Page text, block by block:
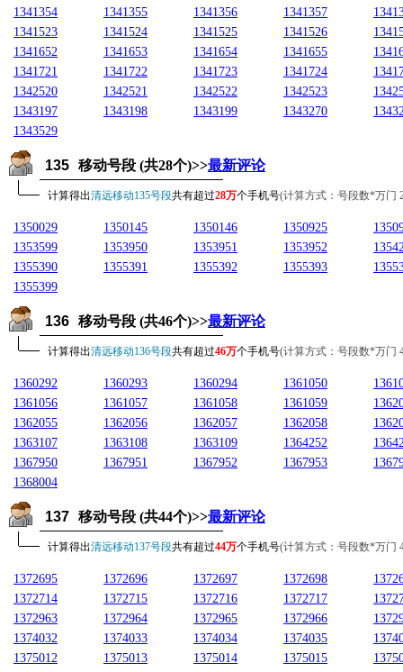
1341354
1341355 1341356 1341357
1341523
1341524 1341525 1341526
1341652
1341653 1341654 1341655
1341721
1341722 1341723 1341724
1342520
1342521 1342522 1342523
1343197
1343198 1343199 1343270
1343529
135 移动号段 (共28个)>>最新评论
计算得出清远移动135号段共有超过28万个手机号(计算方式：号段数*万门
1350029 1350145 1350146 1350925
1353599
1353950 1353951 1353952
1355390
1355391 1355392 1355393
1355399
136 移动号段 (共46个)>>最新评论
计算得出清远移动136号段共有超过46万个手机号(计算方式：号段数*万门
1360292 1360293 1360294 1361050
1361056
1361057 1361058 1361059
1362055
1362056 1362057 1362058
1363107
1363108 1363109 1364252
1367950
1367951 1367952 1367953
1368004
137 移动号段 (共44个)>>最新评论
计算得出清远移动137号段共有超过44万个手机号(计算方式：号段数*万门
1372695 1372696 1372697 1372698
1372714
1372715 1372716 1372717
1372963
1372964 1372965 1372966
1374032
1374033 1374034 1374035
1375012
1375013 1375014 1375015